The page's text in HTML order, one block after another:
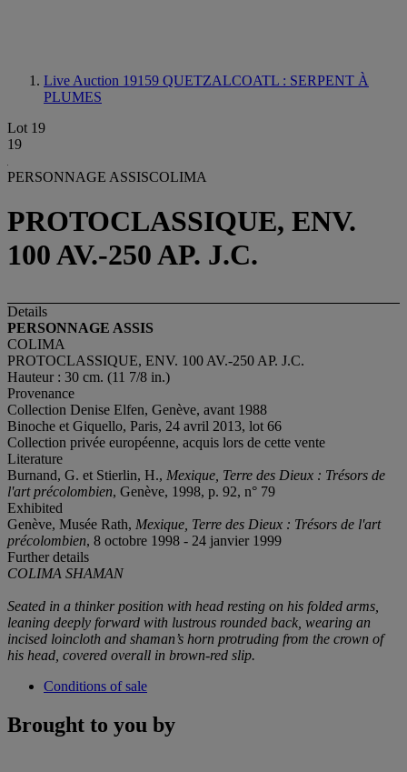
Live Auction 19159 QUETZALCOATL : SERPENT À
PLUMES
Lot 19
19
PERSONNAGE ASSISCOLIMA
PROTOCLASSIQUE, ENV.
100 AV.-250 AP. J.C.
Details
PERSONNAGE ASSIS
COLIMA
PROTOCLASSIQUE, ENV. 100 AV.-250 AP. J.C.
Hauteur : 30 cm. (11 7/8 in.)
Provenance
Collection Denise Elfen, Genève, avant 1988
Binoche et Giquello, Paris, 24 avril 2013, lot 66
Collection privée européenne, acquis lors de cette vente
Literature
Burnand, G. et Stierlin, H., Mexique, Terre des Dieux : Trésors de
l'art précolombien, Genève, 1998, p. 92, n° 79
Exhibited
Genève, Musée Rath, Mexique, Terre des Dieux : Trésors de l'art
précolombien, 8 octobre 1998 - 24 janvier 1999
Further details
COLIMA SHAMAN
Seated in a thinker position with head resting on his folded arms,
leaning deeply forward with lustrous rounded back, wearing an
incised loincloth and shaman’s horn protruding from the crown of
his head, covered overall in brown-red slip.
Conditions of sale
Brought to you by